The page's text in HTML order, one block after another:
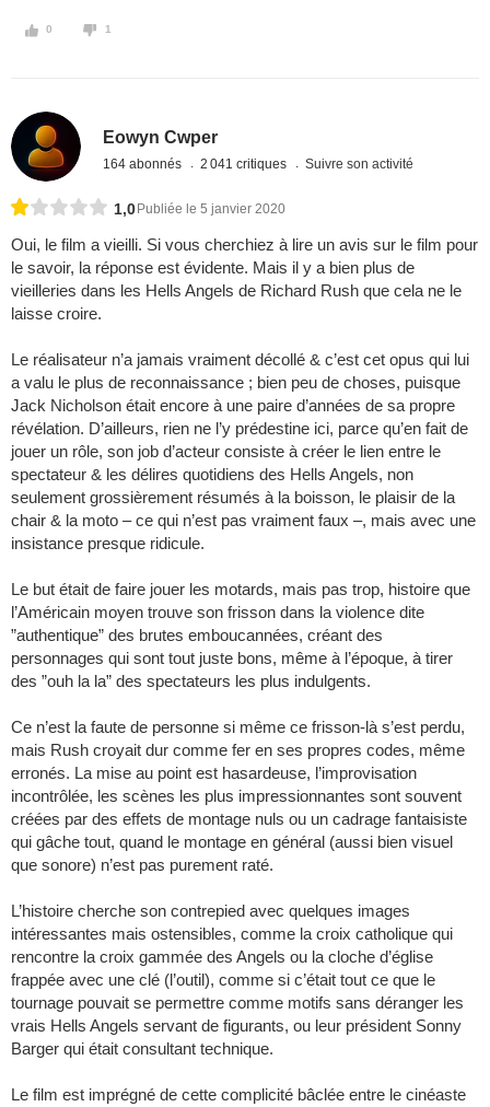
0 1
Eowyn Cwper
164 abonnés 2 041 critiques Suivre son activité
1,0 Publiée le 5 janvier 2020
Oui, le film a vieilli. Si vous cherchiez à lire un avis sur le film pour
le savoir, la réponse est évidente. Mais il y a bien plus de
vieilleries dans les Hells Angels de Richard Rush que cela ne le
laisse croire.
Le réalisateur n’a jamais vraiment décollé & c’est cet opus qui lui
a valu le plus de reconnaissance ; bien peu de choses, puisque
Jack Nicholson était encore à une paire d’années de sa propre
révélation. D’ailleurs, rien ne l’y prédestine ici, parce qu’en fait de
jouer un rôle, son job d’acteur consiste à créer le lien entre le
spectateur & les délires quotidiens des Hells Angels, non
seulement grossièrement résumés à la boisson, le plaisir de la
chair & la moto – ce qui n’est pas vraiment faux –, mais avec une
insistance presque ridicule.
Le but était de faire jouer les motards, mais pas trop, histoire que
l’Américain moyen trouve son frisson dans la violence dite
”authentique” des brutes emboucannées, créant des
personnages qui sont tout juste bons, même à l’époque, à tirer
des ”ouh la la” des spectateurs les plus indulgents.
Ce n’est la faute de personne si même ce frisson-là s’est perdu,
mais Rush croyait dur comme fer en ses propres codes, même
erronés. La mise au point est hasardeuse, l’improvisation
incontrôlée, les scènes les plus impressionnantes sont souvent
créées par des effets de montage nuls ou un cadrage fantaisiste
qui gâche tout, quand le montage en général (aussi bien visuel
que sonore) n’est pas purement raté.
L’histoire cherche son contrepied avec quelques images
intéressantes mais ostensibles, comme la croix catholique qui
rencontre la croix gammée des Angels ou la cloche d’église
frappée avec une clé (l’outil), comme si c’était tout ce que le
tournage pouvait se permettre comme motifs sans déranger les
vrais Hells Angels servant de figurants, ou leur président Sonny
Barger qui était consultant technique.
Le film est imprégné de cette complicité bâclée entre le cinéaste